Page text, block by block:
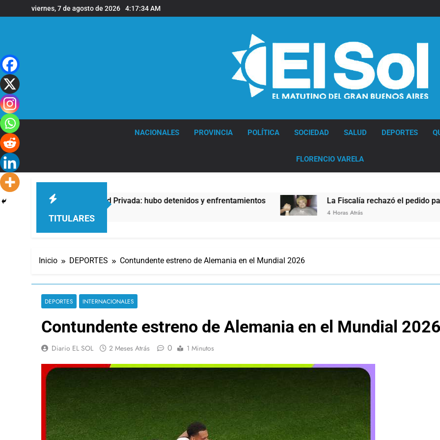
al
viernes, 7 de agosto de 2026 4:17:34 AM
NACIONALES PROVINCIA POLÍTICA SOCIEDAD SALUD DEPORTES
FLORENCIO VARELA
TITULARES
Ley de Propiedad Privada: hubo detenidos y enfrentamientos La Fiscalía rechazó el pedido para
4 Horas Atrás
Inicio DEPORTES Contundente estreno de Alemania en el Mundial 2026
DEPORTES INTERNACIONALES
Contundente estreno de Alemania en el Mundial
Diario EL SOL 2 Meses Atrás 0 1 Minutos